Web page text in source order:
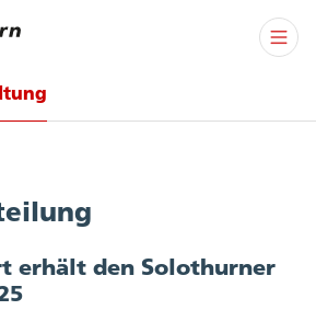
erhält den Solothurner